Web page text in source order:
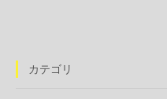
カテゴリ